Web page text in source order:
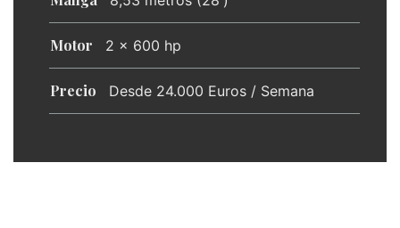
Motor 2 x 600 hp
Precio Desde 24.000 Euros / Semana